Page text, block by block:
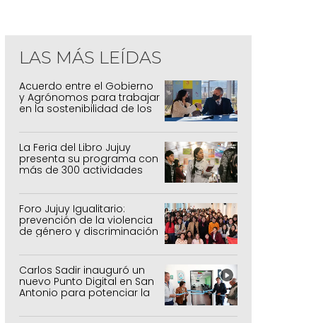
LAS MÁS LEÍDAS
Acuerdo entre el Gobierno
y Agrónomos para trabajar
en la sostenibilidad de los
agrícolas, pecuarios y
forestal
La Feria del Libro Jujuy
presenta su programa con
más de 300 actividades
Foro Jujuy Igualitario:
prevención de la violencia
de género y discriminación
Carlos Sadir inauguró un
nuevo Punto Digital en San
Antonio para potenciar la
inclusión tecnológica